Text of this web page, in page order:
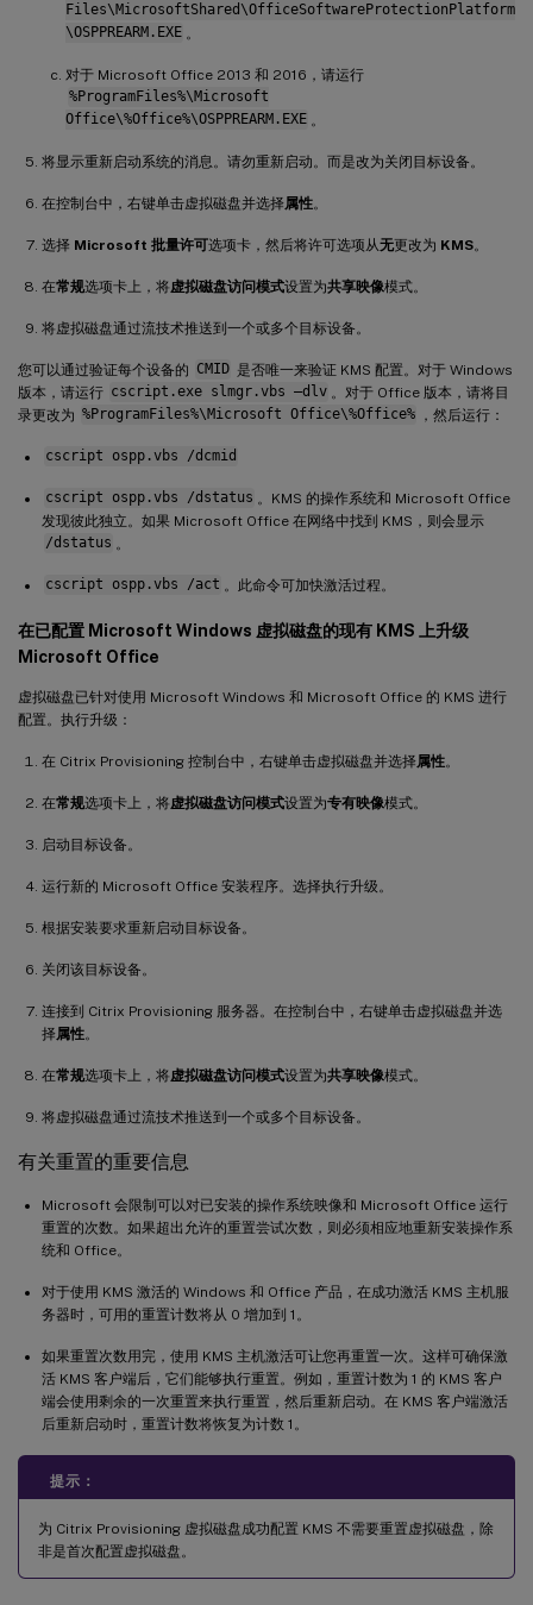
Files\MicrosoftShared\OfficeSoftwareProtectionPlatform
\OSPPREARM.EXE 。
对于 Microsoft Office 2013 和 2016，请运行
%ProgramFiles%\Microsoft
Office\%Office%\OSPPREARM.EXE 。
将显示重新启动系统的消息。请勿重新启动。而是改为关闭目标设备。
在控制台中，右键单击虚拟磁盘并选择属性。
选择 Microsoft 批量许可选项卡，然后将许可选项从无更改为 KMS。
在常规选项卡上，将虚拟磁盘访问模式设置为共享映像模式。
将虚拟磁盘通过流技术推送到一个或多个目标设备。
您可以通过验证每个设备的 CMID 是否唯一来验证 KMS 配置。对于 Windows
版本，请运行 cscript.exe slmgr.vbs –dlv 。对于 Office 版本，请将目
录更改为 %ProgramFiles%\Microsoft Office\%Office% ，然后运行：
cscript ospp.vbs /dcmid
cscript ospp.vbs /dstatus 。KMS 的操作系统和 Microsoft Office
发现彼此独立。如果 Microsoft Office 在网络中找到 KMS，则会显示
/dstatus 。
cscript ospp.vbs /act 。此命令可加快激活过程。
在已配置 Microsoft Windows 虚拟磁盘的现有 KMS 上升级
Microsoft Office
虚拟磁盘已针对使用 Microsoft Windows 和 Microsoft Office 的 KMS 进行
配置。执行升级：
在 Citrix Provisioning 控制台中，右键单击虚拟磁盘并选择属性。
在常规选项卡上，将虚拟磁盘访问模式设置为专有映像模式。
启动目标设备。
运行新的 Microsoft Office 安装程序。选择执行升级。
根据安装要求重新启动目标设备。
关闭该目标设备。
连接到 Citrix Provisioning 服务器。在控制台中，右键单击虚拟磁盘并选
择属性。
在常规选项卡上，将虚拟磁盘访问模式设置为共享映像模式。
将虚拟磁盘通过流技术推送到一个或多个目标设备。
有关重置的重要信息
Microsoft 会限制可以对已安装的操作系统映像和 Microsoft Office 运行
重置的次数。如果超出允许的重置尝试次数，则必须相应地重新安装操作系
统和 Office。
对于使用 KMS 激活的 Windows 和 Office 产品，在成功激活 KMS 主机服
务器时，可用的重置计数将从 0 增加到 1。
如果重置次数用完，使用 KMS 主机激活可让您再重置一次。这样可确保激
活 KMS 客户端后，它们能够执行重置。例如，重置计数为 1 的 KMS 客户
端会使用剩余的一次重置来执行重置，然后重新启动。在 KMS 客户端激活
后重新启动时，重置计数将恢复为计数 1。
提示：
为 Citrix Provisioning 虚拟磁盘成功配置 KMS 不需要重置虚拟磁盘，除
非是首次配置虚拟磁盘。